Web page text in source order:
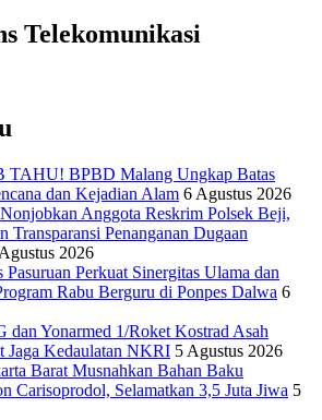
Telekomunikasi
TAHU! BPBD Malang Ungkap Batas
dan Kejadian Alam 6 Agustus 2026
Anggota Reskrim Polsek Beji,
Transparansi Penanganan Dugaan
2026
Pasuruan Perkuat Sinergitas Ulama dan
Rabu Berguru di Ponpes Dalwa 6
dan Yonarmed 1/Roket Kostrad Asah
Jaga Kedaulatan NKRI 5 Agustus 2026
Barat Musnahkan Bahan Baku
Carisoprodol, Selamatkan 3,5 Juta Jiwa 5